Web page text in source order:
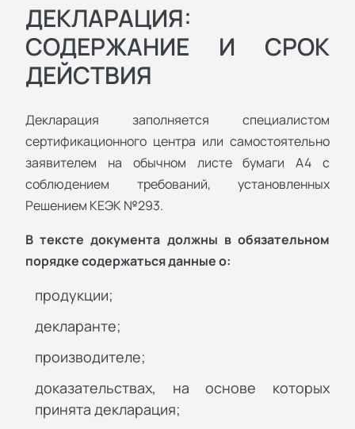
ДЕКЛАРАЦИЯ:
СОДЕРЖАНИЕ И СРОК
ДЕЙСТВИЯ
Декларация заполняется специалистом
сертификационного центра или самостоятельно
заявителем на обычном листе бумаги А4 с
соблюдением требований, установленных
Решением КЕЭК №293.
В тексте документа должны в обязательном
порядке содержаться данные о:
продукции;
декларанте;
производителе;
доказательствах, на основе которых
принята декларация;